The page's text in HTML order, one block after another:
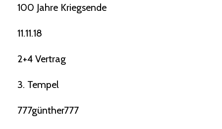
100 Jahre Kriegsende
11.11.18
2+4 Vertrag
3. Tempel
777günther777